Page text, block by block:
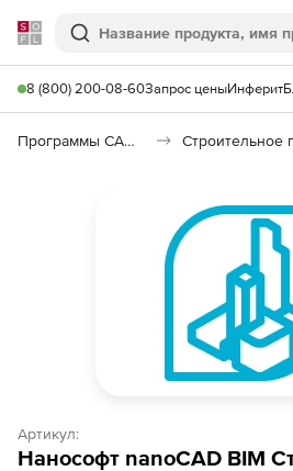
Softline
Поиск
8 (800) 200-08-60Запрос ценыИнферит
Программы САПР и ГИС
Артикул:
Нанософт nanoCAD BIM